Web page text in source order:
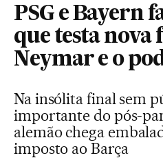
PSG e Bayern
que testa nova
Neymar e o
Na insólita final sem
importante do pós-
alemão chega
imposto ao Barça